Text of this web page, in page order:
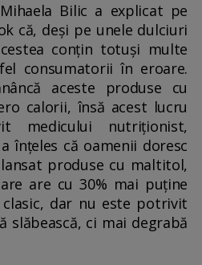
Bilic a explicat pe
că, deși pe unele dulciuri
conțin totuși multe
consumatorii în eroare.
aceste produse cu
calorii, însă acest lucru
medicului nutriționist,
înțeles că oamenii doresc
produse cu maltitol,
are cu 30% mai puține
dar nu este potrivit
slăbească, ci mai degrabă